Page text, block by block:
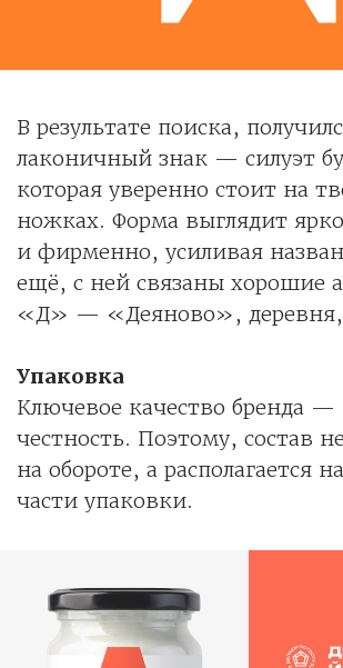
В результате поиска,
лаконичный знак — силуэт
которая уверенно стоит на
ножках. Форма выглядит ярко
и фирменно, усиливая
ещё, с ней связаны хорошие
«Д» — «Деяново»,
Упаковка
Ключевое качество бренда —
честность. Поэтому, состав
на обороте, а располагается
части упаковки.